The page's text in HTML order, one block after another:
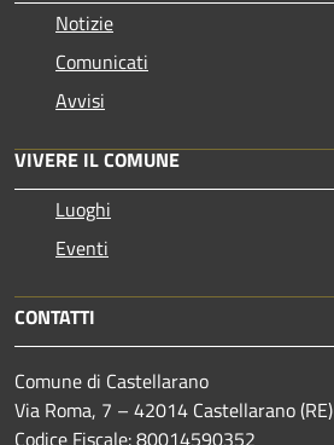
Notizie
Comunicati
Avvisi
VIVERE IL COMUNE
Luoghi
Eventi
CONTATTI
Comune di Castellarano
Via Roma, 7 – 42014 Castellarano (RE)
Codice Fiscale: 80014590352